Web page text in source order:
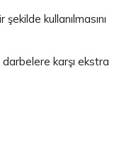
kullanılmasını
karşı ekstra